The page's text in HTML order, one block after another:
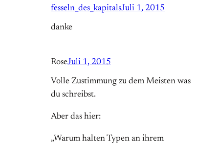
fesseln_des_kapitalsJuli 1, 2015
danke
RoseJuli 1, 2015
Volle Zustimmung zu dem Meisten was
du schreibst.
Aber das hier:
„Warum halten Typen an ihrem